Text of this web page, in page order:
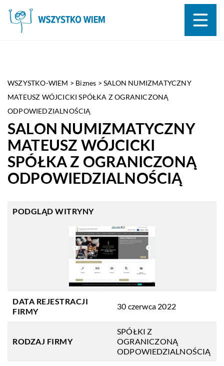
WSZYSTKO-WIEM > Biznes >SALON NUMIZMATYCZNY
MATEUSZ WÓJCICKI SPÓŁKA Z OGRANICZONĄ
ODPOWIEDZIALNOŚCIĄ
SALON NUMIZMATYCZNY
MATEUSZ WÓJCICKI
SPÓŁKA Z OGRANICZONĄ
ODPOWIEDZIALNOŚCIĄ
PODGLĄD WITRYNY
DATA REJESTRACJI
FIRMY
30 czerwca 2022
RODZAJ FIRMY
SPÓŁKI Z
OGRANICZONĄ
ODPOWIEDZIALNOŚCIĄ